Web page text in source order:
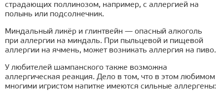
страдающих поллинозом, например, с аллергией на
полынь или подсолнечник.
Миндальный ликёр и глинтвейн — опасный алкоголь
при аллергии на миндаль. При пыльцевой и пищевой
аллергии на ячмень, может возникать аллергия на пиво.
У любителей шампанского также возможна
аллергическая реакция. Дело в том, что в этом любимом
многими игристом напитке имеются сильные аллергены: